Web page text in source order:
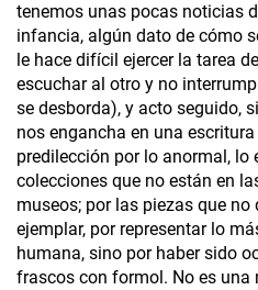
tenemos unas pocas noticias
infancia, algún dato de cómo
le hace difícil ejercer la tarea
escuchar al otro y no
se desborda), y acto seguido,
nos engancha en una
predilección por lo anormal, lo
colecciones que no están en
museos; por las piezas que
ejemplar, por representar lo
humana, sino por haber sido
frascos con formol. No es una